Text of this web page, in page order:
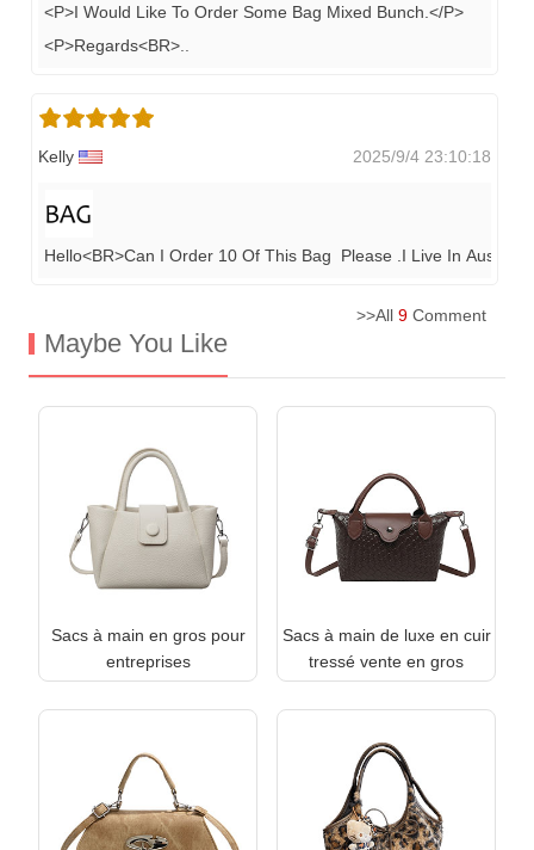
<P>I Would Like To Order Some Bag Mixed Bunch.</P>
<P>Regards<BR>
Kelly 2025/9/4 23:10:18
Hello<BR>Can I Order 10 Of This Bag Please .I Live In
>>All 9 Comment
Maybe You Like
Sacs à main en gros pour
entreprises
Sacs à main de luxe en cuir
tressé vente en gros